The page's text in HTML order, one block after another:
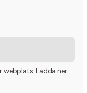
webplats. Ladda ner